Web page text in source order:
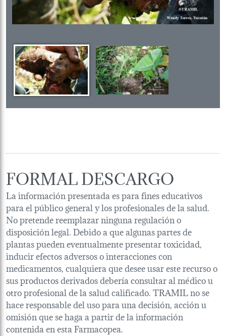
FORMAL DESCARGO
La información presentada es para fines educativos
para el público general y los profesionales de la salud.
No pretende reemplazar ninguna regulación o
disposición legal. Debido a que algunas partes de
plantas pueden eventualmente presentar toxicidad,
inducir efectos adversos o interacciones con
medicamentos, cualquiera que desee usar este recurso o
sus productos derivados debería consultar al médico u
otro profesional de la salud calificado. TRAMIL no se
hace responsable del uso para una decisión, acción u
omisión que se haga a partir de la información
contenida en esta Farmacopea.